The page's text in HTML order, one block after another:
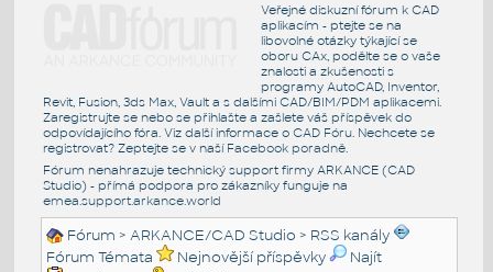
Veřejné diskuzní fórum k CAD
aplikacím - ptejte se na
libovolné otázky týkající se
oboru CAx, podělte se o vaše
znalosti a zkušenosti s
programy AutoCAD, Inventor,
Revit, Fusion, 3ds Max, Vault a s dalšími CAD/BIM/PDM aplikacemi.
Zaregistrujte se nebo se přihlašte a zašlete váš příspěvek do
odpovídajícího fóra. Viz další informace o CAD Fóru. Nechcete se
registrovat? Zeptejte se v naší Facebook poradně.
Fórum nenahrazuje technický support firmy ARKANCE (CAD
Studio) - přímá podpora pro zákazníky funguje na
emea.support.arkance.world
Fórum >ARKANCE/CAD Studio > RSS kanály
Fórum Témata
Nejnovější příspěvky
Najít